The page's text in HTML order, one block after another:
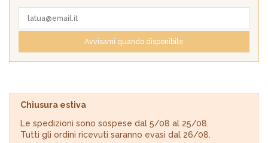
Avvisami quando disponibile
Chiusura estiva
Le spedizioni sono sospese dal 5/08 al 25/08.
Tutti gli ordini ricevuti saranno evasi dal 26/08.